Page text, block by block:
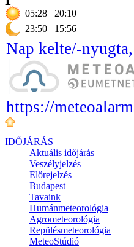
05:28
20:10
23:50
15:56
Nap kelte/-
https://
IDŐJÁRÁS
Aktuális időjárás
Veszélyjelzés
Előrejelzés
Budapest
Tavaink
Humánmeteorológia
Agrometeorológia
Repülésmeteorológia
MeteoStúdió